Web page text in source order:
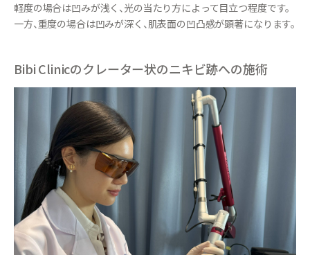
軽度の場合は凹みが浅く、光の当たり方によって目立つ程度です。
一方、重度の場合は凹みが深く、肌表面の凹凸感が顕著になります。
Bibi Clinicのクレーター状のニキビ跡への施術